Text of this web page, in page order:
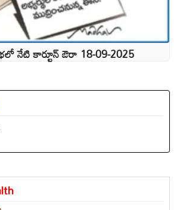
నేటి కార్టూన్ ఔరా 18-09-2025